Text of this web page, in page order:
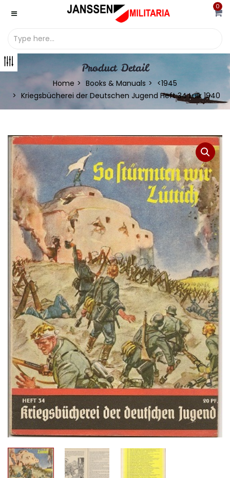
0
Product Detail
Home Books & Manuals
<1945
Kriegsbücherei der Deutschen Jugend Heft 34 Luik 1940